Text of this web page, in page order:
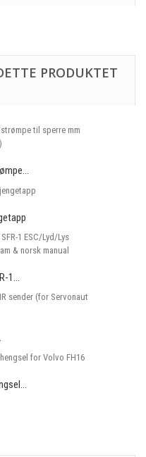
PRODUKTET
1...